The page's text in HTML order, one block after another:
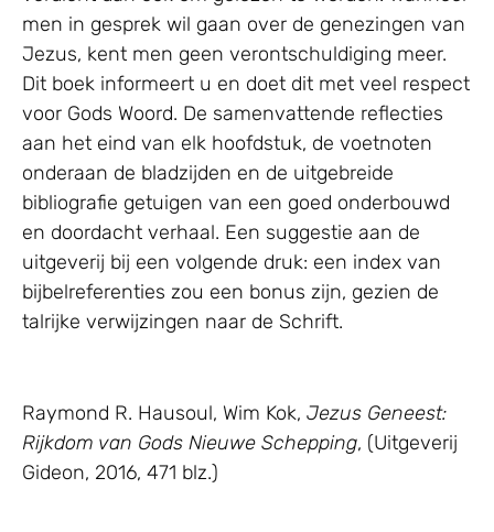
men in gesprek wil gaan over de genezingen van
Jezus, kent men geen verontschuldiging meer.
Dit boek informeert u en doet dit met veel respect
voor Gods Woord. De samenvattende reflecties
aan het eind van elk hoofdstuk, de voetnoten
onderaan de bladzijden en de uitgebreide
bibliografie getuigen van een goed onderbouwd
en doordacht verhaal. Een suggestie aan de
uitgeverij bij een volgende druk: een index van
bijbelreferenties zou een bonus zijn, gezien de
talrijke verwijzingen naar de Schrift.
Raymond R. Hausoul, Wim Kok, Jezus Geneest:
Rijkdom van Gods Nieuwe Schepping, (Uitgeverij
Gideon, 2016, 471 blz.)